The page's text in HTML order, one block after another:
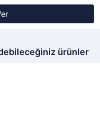
ürünler